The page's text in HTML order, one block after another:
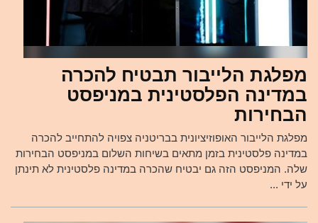
מפלגת הלייבור תבטיח להכרה
במדינה הפלסטינית במניפסט
הבחירות
מפלגת הלייבור האופוזיציונית בבריטניה צפויה להתחייב להכרה
במדינה פלסטינית בזמן מתאים בשיחות השלום במניפסט הבחירות
שלה. המניפסט הזה גם יבטיח שהכרה במדינה פלסטינית לא תינתן
על ידי ...